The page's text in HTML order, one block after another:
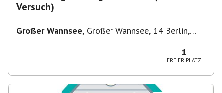
Versuch)
Großer Wannsee, Großer Wannsee, 14 Berlin,
1
FREIER PLATZ